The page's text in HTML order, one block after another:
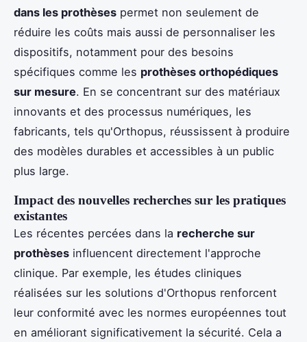
dans les prothèses permet non seulement de
réduire les coûts mais aussi de personnaliser les
dispositifs, notamment pour des besoins
spécifiques comme les prothèses orthopédiques
sur mesure. En se concentrant sur des matériaux
innovants et des processus numériques, les
fabricants, tels qu'Orthopus, réussissent à produire
des modèles durables et accessibles à un public
plus large.
Impact des nouvelles recherches sur les pratiques
existantes
Les récentes percées dans la recherche sur
prothèses influencent directement l'approche
clinique. Par exemple, les études cliniques
réalisées sur les solutions d'Orthopus renforcent
leur conformité avec les normes européennes tout
en améliorant significativement la sécurité. Cela a